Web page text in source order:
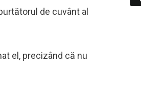
de cuvânt al
el, precizând că nu